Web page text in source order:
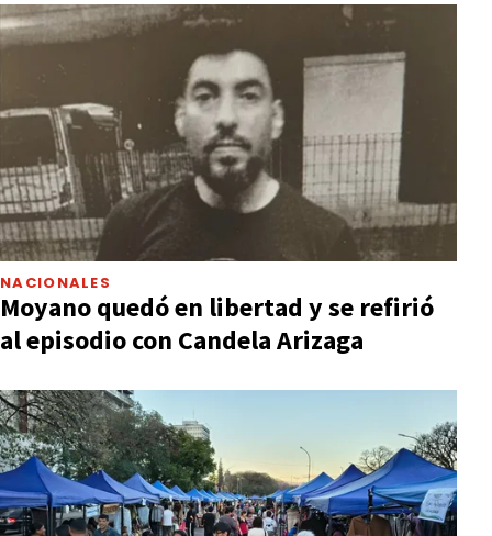
NACIONALES
Moyano quedó en libertad y se refirió
al episodio con Candela Arizaga